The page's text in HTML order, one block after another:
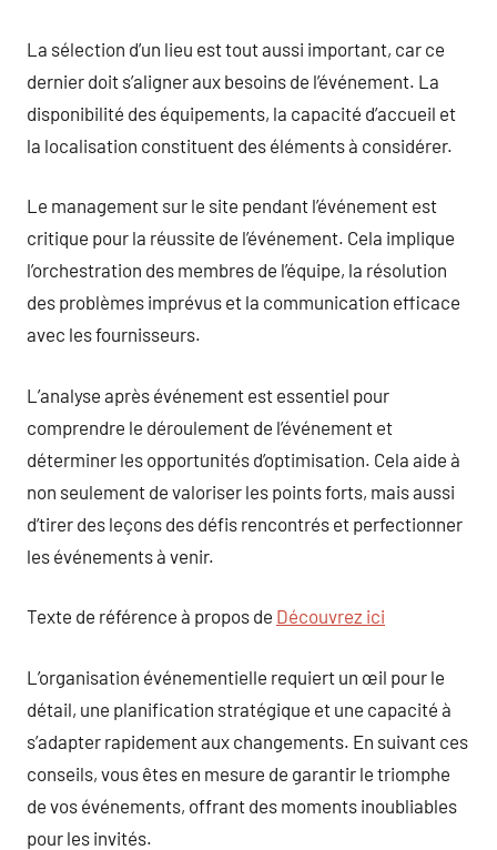
La sélection d’un lieu est tout aussi important, car ce
dernier doit s’aligner aux besoins de l’événement. La
disponibilité des équipements, la capacité d’accueil et
la localisation constituent des éléments à considérer.
Le management sur le site pendant l’événement est
critique pour la réussite de l’événement. Cela implique
l’orchestration des membres de l’équipe, la résolution
des problèmes imprévus et la communication efficace
avec les fournisseurs.
L’analyse après événement est essentiel pour
comprendre le déroulement de l’événement et
déterminer les opportunités d’optimisation. Cela aide à
non seulement de valoriser les points forts, mais aussi
d’tirer des leçons des défis rencontrés et perfectionner
les événements à venir.
Texte de référence à propos de Découvrez ici
L’organisation événementielle requiert un œil pour le
détail, une planification stratégique et une capacité à
s’adapter rapidement aux changements. En suivant ces
conseils, vous êtes en mesure de garantir le triomphe
de vos événements, offrant des moments inoubliables
pour les invités.